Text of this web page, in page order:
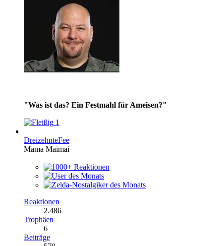
"Was ist das? Ein Festmahl für Ameisen?"
1
DreizehnteFee
Mama Maimai
Reaktionen
2.486
Trophäen
6
Beiträge